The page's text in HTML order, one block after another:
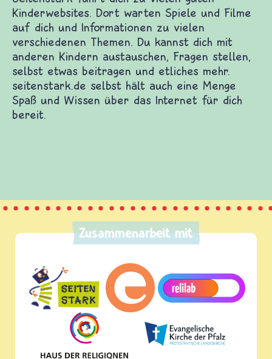
Seitenstark führt dich zu vielen guten
Kinderwebsites. Dort warten Spiele und Filme
auf dich und Informationen zu vielen
verschiedenen Themen. Du kannst dich mit
anderen Kindern austauschen, Fragen stellen,
selbst etwas beitragen und etliches mehr.
seitenstark.de selbst hält auch eine Menge Spaß
und Wissen über das Internet für dich bereit.
Zusammenarbeit mit